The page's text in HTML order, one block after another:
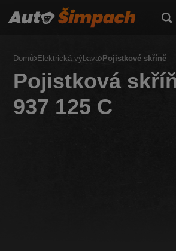
Domů Elektrická výbava Pojistkové skříně
Pojistková
937 125 C